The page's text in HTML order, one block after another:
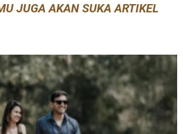
JUGA AKAN SUKA ARTIKEL